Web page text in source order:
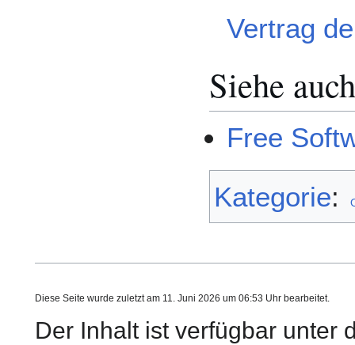
Vertrag
Siehe auch
Free
Kategorie:
Diese Seite wurde zuletzt am 11. Juni 2026 um 06:53 Uhr bearbeitet.
Der Inhalt ist verfügbar unter